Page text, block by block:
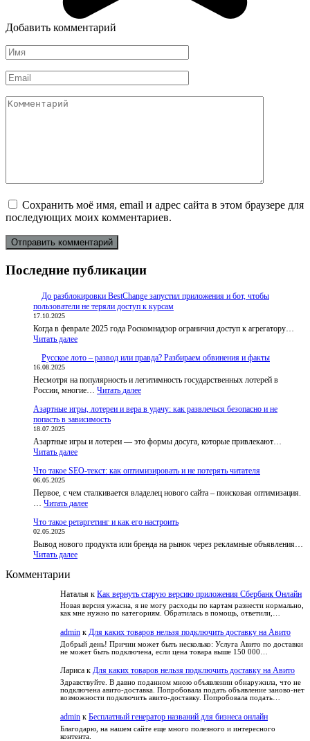
Добавить комментарий
Имя
*
Email
*
Комментарий
Сохранить моё имя, email и адрес сайта в этом браузере для
последующих моих комментариев.
Последние публикации
До разблокировки BestChange запустил приложения и бот, чтобы
пользователи не теряли доступ к курсам
17.10.2025
Когда в феврале 2025 года Роскомнадзор ограничил доступ к агрегатору…
Читать далее:
разблокировки
запустил
приложения
бот,
чтобы
не
теряли
к
Русское лото – развод или правда? Разбираем обвинения и факты
16.08.2025
Несмотря на популярность и легитимность государственных лотерей в
России, многие… Читать далее:
лото
или
обвинения
факты
Азартные игры, лотереи и вера в удачу: как развлечься безопасно и не
попасть в зависимость
18.07.2025
Азартные игры и лотереи — это формы досуга, которые привлекают…
Читать далее:
игры,
и
вера
удачу:
развлечься
безопасно
в
зависимость
Что такое SEO-текст: как оптимизировать и не потерять читателя
06.05.2025
Первое, с чем сталкивается владелец нового сайта – поисковая оптимизация.
Читать далее:
такое
текст:
потерять
читателя
Что такое ретаргетинг и как его настроить
02.05.2025
Вывод нового продукта или бренда на рынок через рекламные объявления…
Читать далее:
и
как
его
Комментарии
Наталья к Как вернуть старую версию приложения Сбербанк Онлайн
Новая версия ужасна, я не могу расходы по картам разнести нормально,
как мне нужно по категориям. Обратилась в помощь, ответили,…
admin к Для каких товаров нельзя подключить доставку на Авито
Добрый день! Причин может быть несколько: Услуга Авито по доставки
не может быть подключена, если цена товара выше 150 000…
Лариса к Для каких товаров нельзя подключить доставку на Авито
Здравствуйте. В давно поданном мною объявлении обнаружила, что не
подключена авито-доставка. Попробовала подать объявление заново-нет
возможности подключить авито-доставку. Попробовала подать…
admin к Бесплатный генератор названий для бизнеса онлайн
Благодарю, на нашем сайте еще много полезного и интересного
контента.